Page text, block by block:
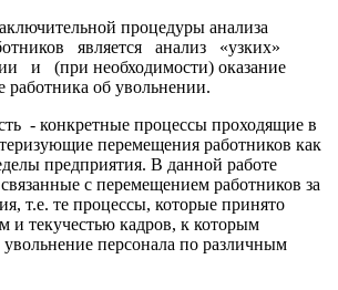
процедуры анализа
является анализ «узких»
и (при необходимости) оказание
работника об увольнении.
- конкретные процессы проходящие в
перемещения работников как
предприятия. В данной работе
с перемещением работников за
т.е. те процессы, которые принято
и текучестью кадров, к которым
персонала по различным